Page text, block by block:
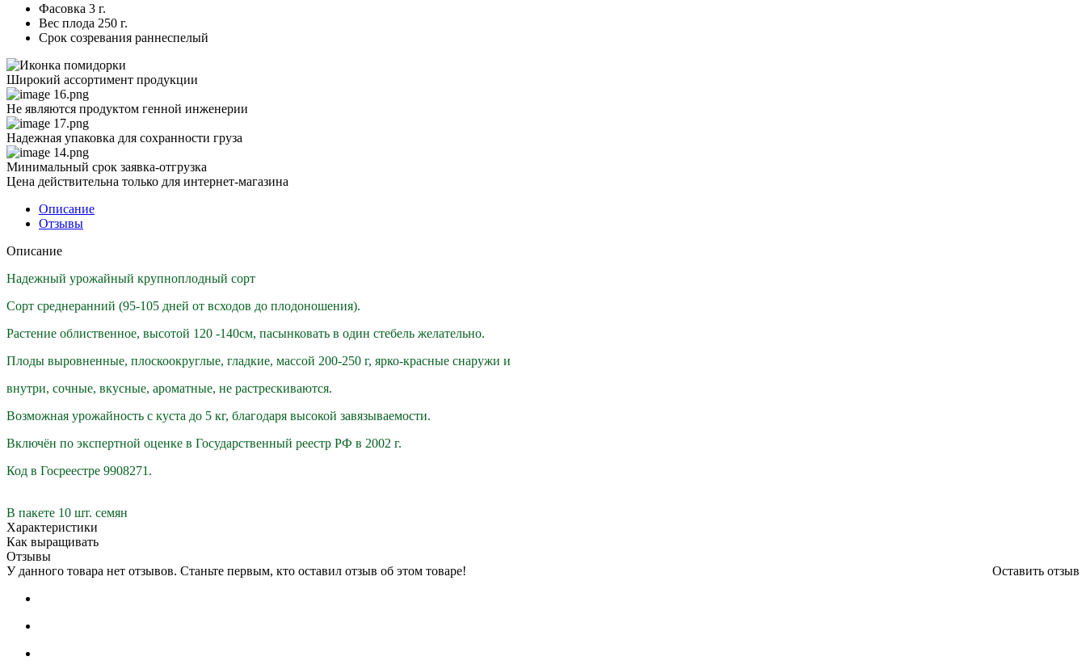
Фасовка 3 г.
Вес плода 250 г.
Срок созревания раннеспелый
Широкий ассортимент продукции
Не являются продуктом генной инженерии
Надежная упаковка для сохранности груза
Минимальный срок заявка-отгрузка
Цена действительна только для интернет-магазина
Описание
Отзывы
Описание
Надежный урожайный крупноплодный сорт
Сорт среднеранний (95-105 дней от всходов до плодоношения).
Растение облиственное, высотой 120 -140см, пасынковать в один стебель желательно.
Плоды выровненные, плоскоокруглые, гладкие, массой 200-250 г, ярко-красные снаружи и
внутри, сочные, вкусные, ароматные, не растрескиваются.
Возможная урожайность с куста до 5 кг, благодаря высокой завязываемости.
Включён по экспертной оценке в Государственный реестр РФ в 2002 г.
Код в Госреестре 9908271.
В пакете 10 шт. семян
Характеристики
Как выращивать
Отзывы
Оставить отзыв
У данного товара нет отзывов. Станьте первым, кто оставил отзыв об этом товаре!